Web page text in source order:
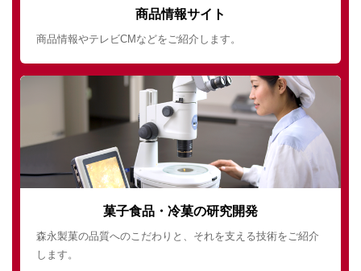
商品情報サイト
商品情報やテレビCMなどをご紹介します。
菓子食品・冷菓の研究開発
森永製菓の品質へのこだわりと、それを支える技術をご紹介
します。